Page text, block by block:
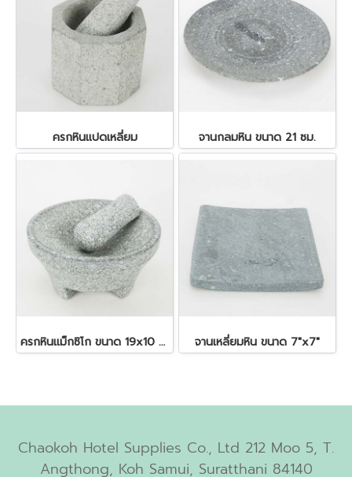
ครกหินแปดเหลี่ยม จานกลมหิน ขนาด 21 ซม.
ครกหินแม็กซิโก ขนาด 19x10 ซม. จานเหลี่ยมหิน ขนาด 7"x7"
Chaokoh Hotel Supplies Co., Ltd 212 Moo 5, T.
Angthong, Koh Samui, Suratthani 84140